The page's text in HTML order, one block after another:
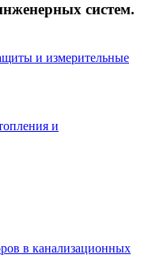
систем.
и измерительные
и
в канализационных